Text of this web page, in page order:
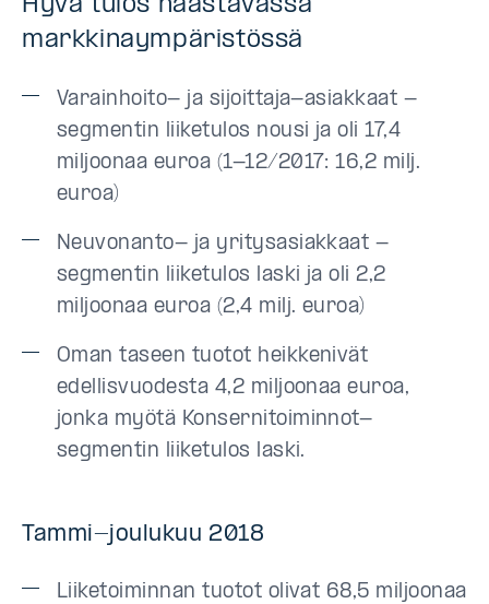
markkinaympäristössä
Varainhoito- ja sijoittaja-asiakkaat -
segmentin liiketulos nousi ja oli 17,4
miljoonaa euroa (1-12/2017: 16,2 milj.
euroa)
Neuvonanto- ja yritysasiakkaat -
segmentin liiketulos laski ja oli 2,2
miljoonaa euroa (2,4 milj. euroa)
Oman taseen tuotot heikkenivät
edellisvuodesta 4,2 miljoonaa euroa,
jonka myötä Konsernitoiminnot-
segmentin liiketulos laski.
Tammi-joulukuu 2018
Liiketoiminnan tuotot olivat 68,5 miljoonaa